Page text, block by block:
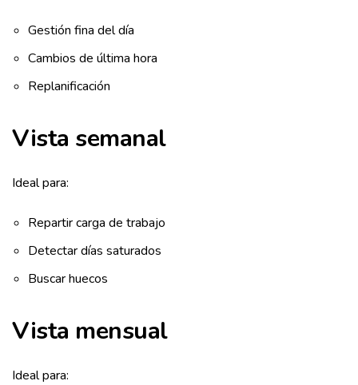
Gestión fina del día
Cambios de última hora
Replanificación
Vista semanal
Ideal para:
Repartir carga de trabajo
Detectar días saturados
Buscar huecos
Vista mensual
Ideal para: